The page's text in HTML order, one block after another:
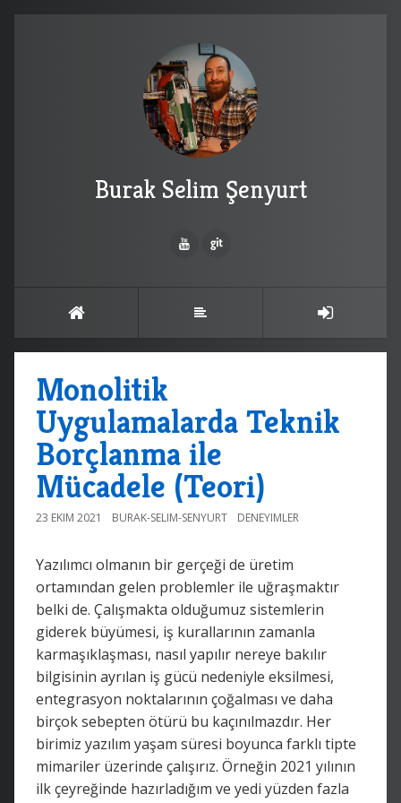
Burak Selim Şenyurt
Monolitik
Uygulamalarda Teknik
Borçlanma ile
Mücadele (Teori)
23 EKIM 2021 BURAK-SELIM-SENYURT DENEYIMLER
Yazılımcı olmanın bir gerçeği de üretim
ortamından gelen problemler ile uğraşmaktır
belki de. Çalışmakta olduğumuz sistemlerin
giderek büyümesi, iş kurallarının zamanla
karmaşıklaşması, nasıl yapılır nereye bakılır
bilgisinin ayrılan iş gücü nedeniyle eksilmesi,
entegrasyon noktalarının çoğalması ve daha
birçok sebepten ötürü bu kaçınılmazdır. Her
birimiz yazılım yaşam süresi boyunca farklı tipte
mimariler üzerinde çalışırız. Örneğin 2021 yılının
ilk çeyreğinde hazırladığım ve yedi yüzden fazla